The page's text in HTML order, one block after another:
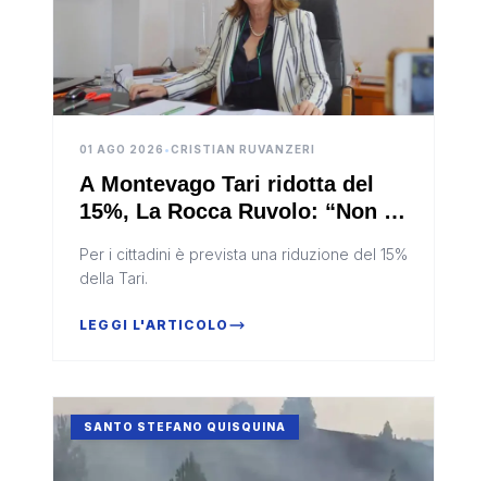
01 AGO 2026 •CRISTIAN RUVANZERI
A Montevago Tari ridotta del
15%, La Rocca Ruvolo: “Non il
Per i cittadini è prevista una riduzione del 15%
della Tari.
LEGGI L'ARTICOLO
SANTO STEFANO QUISQUINA